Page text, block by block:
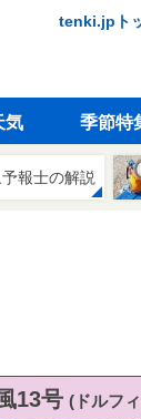
tenki.jpト
気 季節特
報士の解説
13号 (ドルフ